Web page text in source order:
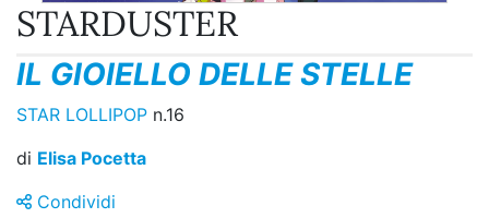
STARDUSTER
IL GIOIELLO DELLE STELLE
STAR LOLLIPOP n.16
di Elisa Pocetta
Condividi